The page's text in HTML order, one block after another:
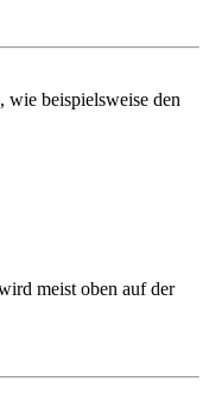
wie beispielsweise den
meist oben auf der